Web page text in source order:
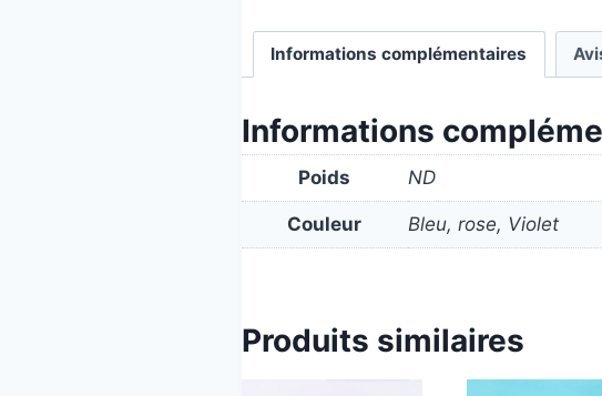
Informations complémentaires
Informations
Poids ND
Couleur Bleu, rose, Violet
Produits similaires